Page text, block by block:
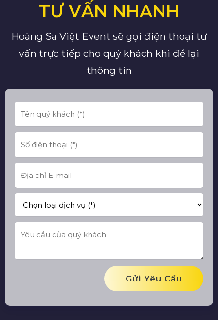
TƯ VẤN NHANH
Hoàng Sa Việt Event sẽ gọi điện thoại tư
vấn trực tiếp cho quý khách khi để lại
thông tin
Gửi Yêu Cầu